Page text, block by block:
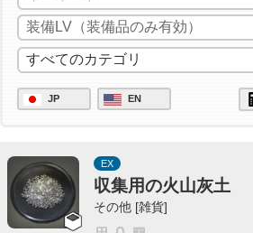
JP EN
EX
収集用の火山灰土
その他 [雑貨]